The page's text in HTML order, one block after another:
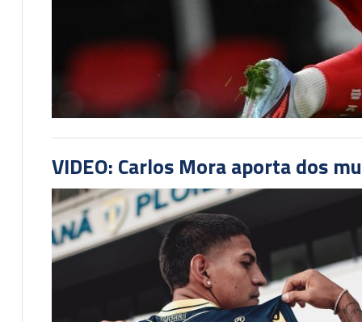
VIDEO: Carlos Mora aporta dos